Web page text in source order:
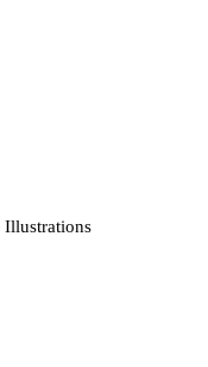
Illustrations